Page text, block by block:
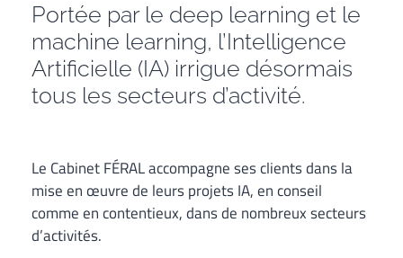
Portée par le deep learning et le
machine learning, l’Intelligence
Artificielle (IA) irrigue désormais
tous les secteurs d’activité.
Le Cabinet FÉRAL accompagne ses clients dans la
mise en œuvre de leurs projets IA, en conseil
comme en contentieux, dans de nombreux secteurs
d’activités.